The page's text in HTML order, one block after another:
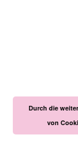
Durch die
von